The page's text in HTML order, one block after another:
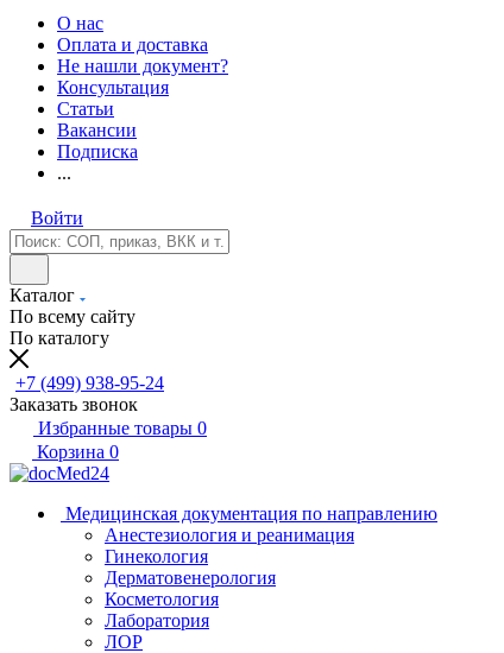
О нас
Оплата и доставка
Не нашли документ?
Консультация
Статьи
Вакансии
Подписка
...
Войти
Каталог
По всему сайту
По каталогу
+7 (499) 938-95-24
Заказать звонок
Избранные товары 0
Корзина 0
Медицинская документация по направлению
Анестезиология и реанимация
Гинекология
Дерматовенерология
Косметология
Лаборатория
ЛОР